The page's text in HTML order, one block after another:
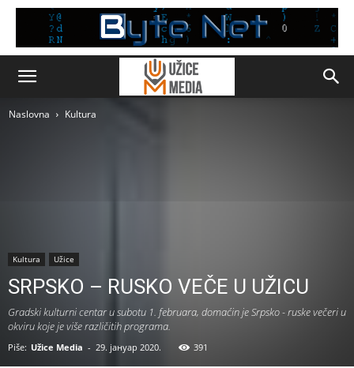
Naslovna Kultura
Kultura Užice
SRPSKO – RUSKO VEČE U UŽICU
Gradski kulturni centar u subotu 1. februara, domaćin je Srpsko - ruske večeri u
okviru koje je više različitih programa.
Piše: Užice Media - 29. јануар 2020. 391